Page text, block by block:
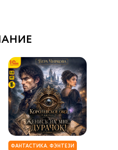
ФАНТАСТИКА. ФЭНТЕЗИ